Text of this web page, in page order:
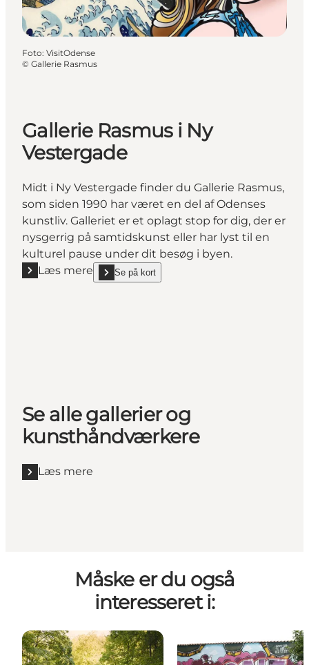
Foto: VisitOdense
© Gallerie Rasmus
Gallerie Rasmus i Ny
Vestergade
Midt i Ny Vestergade finder du Gallerie Rasmus,
som siden 1990 har været en del af Odenses
kunstliv. Galleriet er et oplagt stop for dig, der er
nysgerrig på samtidskunst eller har lyst til en
kulturel pause under dit besøg i byen.
Læs mere
Læs mere "Gallerie Rasmus i Ny Vestergade"
Se på kort
show Gallerie Rasmus i Ny Vestergade on_map
Se alle gallerier og
kunsthåndværkere
Læs mere
Læs mere "Se alle gallerier og kunsthåndværkere"
Måske er du også
interesseret i: